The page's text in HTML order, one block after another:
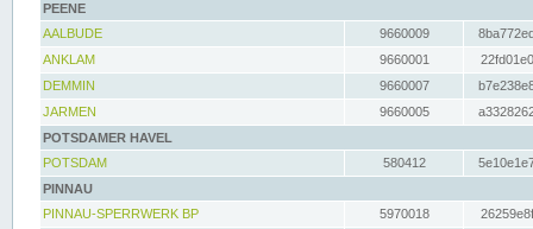
PEENE
AALBUDE
9660009
ANKLAM
9660001
DEMMIN
9660007
JARMEN
9660005
POTSDAMER HAVEL
POTSDAM
580412
PINNAU
PINNAU-SPERRWERK BP
5970018